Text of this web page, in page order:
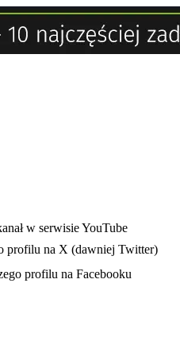
karcie
w serwisie YouTube
profilu na X (dawniej Twitter)
nowej karcieprofilu na Facebooku